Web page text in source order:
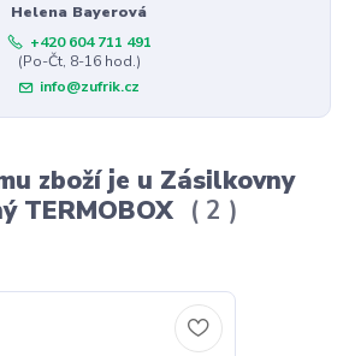
Helena Bayerová
+420 604 711 491
(Po-Čt, 8-16 hod.)
info@zufrik.cz
zboží je u Zásilkovny
TERMOBOX
2